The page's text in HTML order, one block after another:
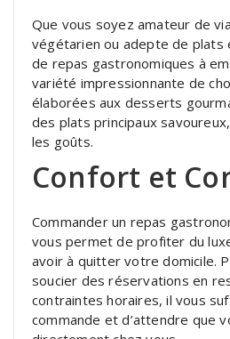
Que vous soyez amateur de
végétarien ou adepte de plats
de repas gastronomiques à
variété impressionnante de
élaborées aux desserts
des plats principaux
les goûts.
Confort et
Commander un repas
vous permet de profiter du
avoir à quitter votre domicile.
soucier des réservations en
contraintes horaires, il vous
commande et d’attendre que